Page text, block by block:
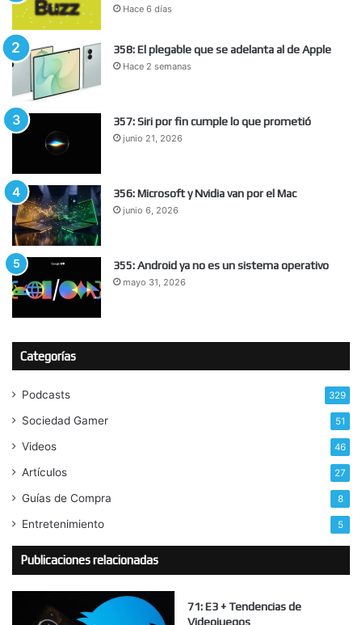
Hace 6 días
358: El plegable que se adelanta al de Apple
Hace 2 semanas
357: Siri por fin cumple lo que prometió
junio 21, 2026
356: Microsoft y Nvidia van por el Mac
junio 6, 2026
355: Android ya no es un sistema operativo
mayo 31, 2026
Categorías
Podcasts 329
Sociedad Gamer 51
Videos 46
Artículos 27
Guías de Compra 8
Entretenimiento 5
Publicaciones relacionadas
71: E3 + Tendencias de
Videojuegos